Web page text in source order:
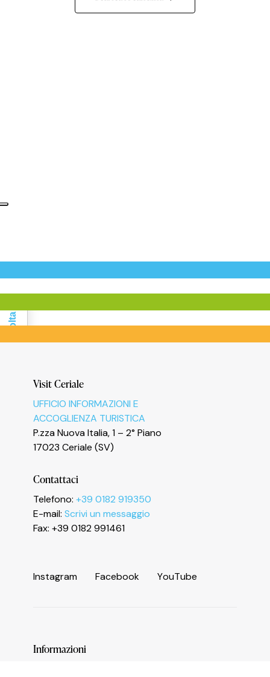
Visit Ceriale
UFFICIO INFORMAZIONI E
ACCOGLIENZA TURISTICA
P.zza Nuova Italia, 1 – 2° Piano
17023 Ceriale (SV)
Contattaci
Telefono: +39 0182 919350
E-mail: Scrivi un messaggio
Fax: +39 0182 991461
Instagram Facebook YouTube
Informazioni
Informativa sulla raccolta